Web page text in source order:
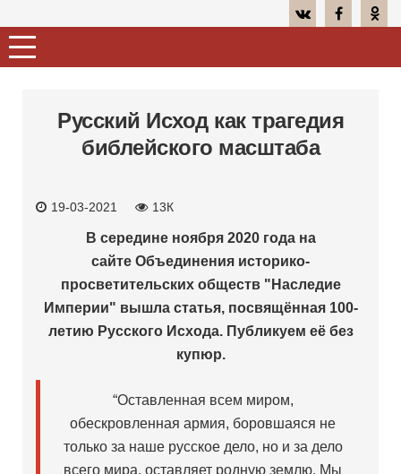
Русский Исход как трагедия
библейского масштаба
19-03-2021 13К
В середине ноября 2020 года на
сайте Объединения историко-
просветительских обществ "Наследие
Империи" вышла статья, посвящённая 100-
летию Русского Исхода. Публикуем её без
купюр.
“Оставленная всем миром,
обескровленная армия, боровшаяся не
только за наше русское дело, но и за дело
всего мира, оставляет родную землю. Мы